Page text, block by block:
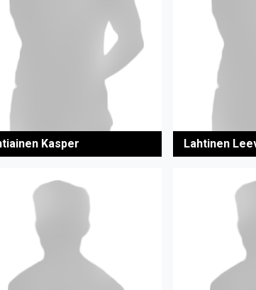
Kasper Lahtinen